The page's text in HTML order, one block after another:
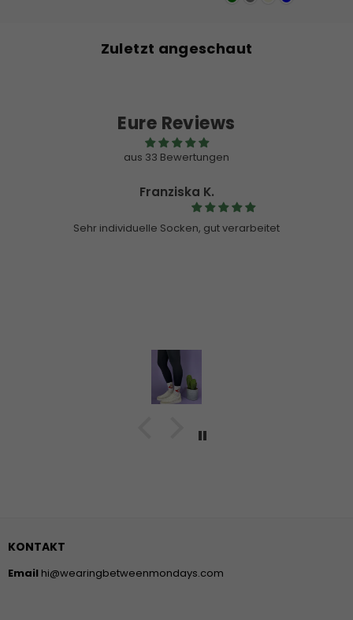
Zuletzt angeschaut
Eure Reviews
aus 33 Bewertungen
Pullover
KONTAKT
Email hi@wearingbetweenmondays.com